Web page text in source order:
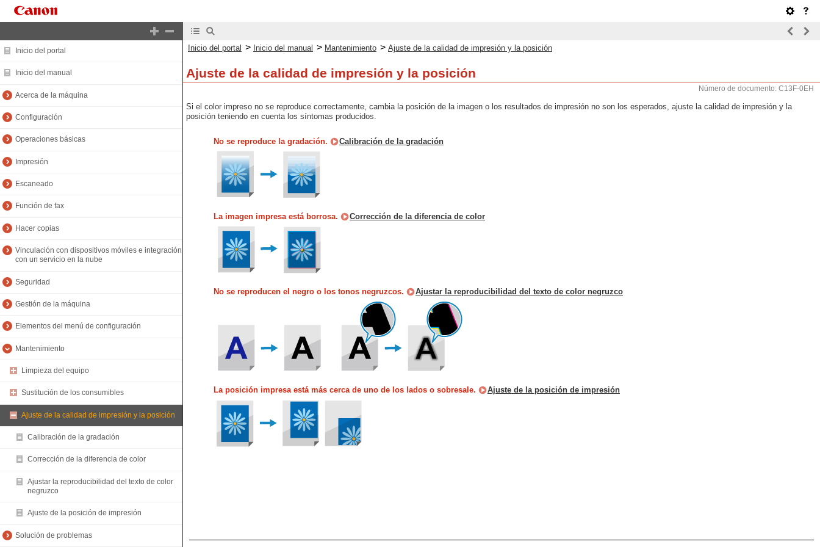
Inicio del portal
Inicio del manual
Acerca de la máquina
Configuración
Operaciones básicas
Impresión
Escaneado
Función de fax
Hacer copias
Vinculación con dispositivos móviles e integración
con un servicio en la nube
Seguridad
Gestión de la máquina
Elementos del menú de configuración
Mantenimiento
Limpieza del equipo
Sustitución de los consumibles
Ajuste de la calidad de impresión y la posición
Calibración de la gradación
Corrección de la diferencia de color
Ajustar la reproducibilidad del texto de color
negruzco
Ajuste de la posición de impresión
Solución de problemas
Inicio del portal > Inicio del manual > Mantenimiento > Ajuste de la calidad de impresión y la posición
Ajuste de la calidad de impresión y la posición
Número de documento: C13F-0EH
Si el color impreso no se reproduce correctamente, cambia la posición de la imagen o los resultados de impresión no son los esperados, ajuste la calidad de impresión y la
posición teniendo en cuenta los síntomas producidos.
No se reproduce la gradación. Calibración de la gradación
La imagen impresa está borrosa. Corrección de la diferencia de color
No se reproducen el negro o los tonos negruzcos. Ajustar la reproducibilidad del texto de color negruzco
La posición impresa está más cerca de uno de los lados o sobresale. Ajuste de la posición de impresión